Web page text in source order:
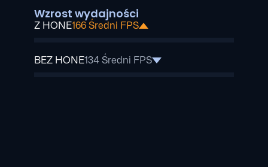
Wzrost wydajności
Z HONE166 Średni FPS
BEZ HONE134 Średni FPS